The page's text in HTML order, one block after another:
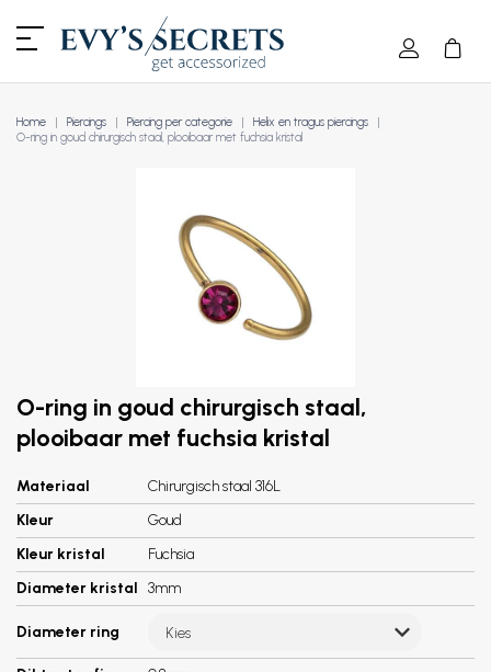
Home Piercings Piercing per categorie
Helix en tragus piercings
O-ring in goud chirurgisch staal, plooibaar met fuchsia kristal
O-ring in goud chirurgisch staal,
plooibaar met fuchsia kristal
Materiaal
Chirurgisch staal 316L
Kleur
Goud
Kleur kristal
Fuchsia
Diameter kristal 3mm
Diameter ring Kies